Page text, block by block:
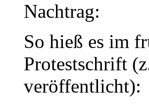
Nachtrag:
So hieß es im
Protestschrift
veröffentlicht):